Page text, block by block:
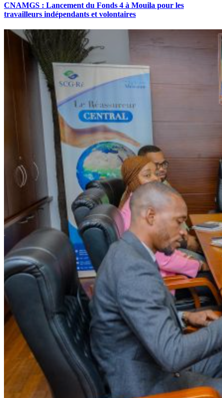
CNAMGS : Lancement du Fonds 4 à Mouila pour les
travailleurs indépendants et volontaires